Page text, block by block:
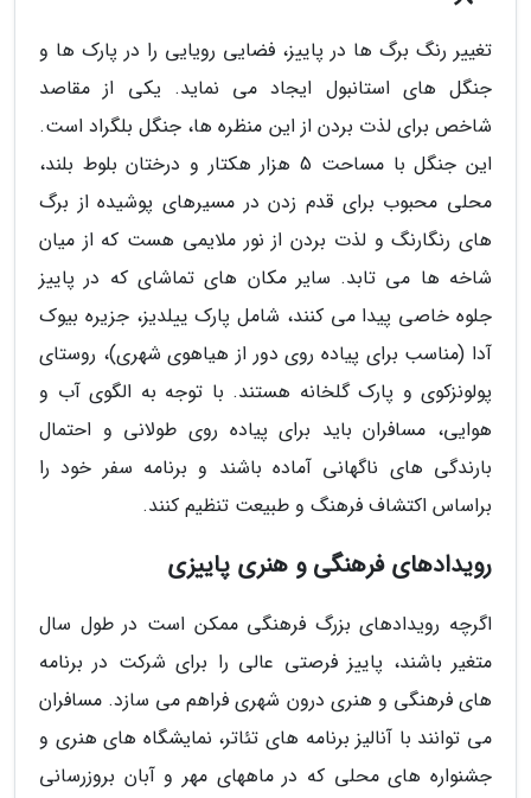
تغییر رنگ برگ ها در پاییز، فضایی رویایی را در پارک ها و
جنگل های استانبول ایجاد می نماید. یکی از مقاصد
شاخص برای لذت بردن از این منظره ها، جنگل بلگراد است.
این جنگل با مساحت 5 هزار هکتار و درختان بلوط بلند،
محلی محبوب برای قدم زدن در مسیرهای پوشیده از برگ
های رنگارنگ و لذت بردن از نور ملایمی هست که از میان
شاخه ها می تابد. سایر مکان های تماشای که در پاییز
جلوه خاصی پیدا می کنند، شامل پارک ییلدیز، جزیره بیوک
آدا (مناسب برای پیاده روی دور از هیاهوی شهری)، روستای
پولونزکوی و پارک گلخانه هستند. با توجه به الگوی آب و
هوایی، مسافران باید برای پیاده روی طولانی و احتمال
بارندگی های ناگهانی آماده باشند و برنامه سفر خود را
براساس اکتشاف فرهنگ و طبیعت تنظیم کنند.
رویدادهای فرهنگی و هنری پاییزی
اگرچه رویدادهای بزرگ فرهنگی ممکن است در طول سال
متغیر باشند، پاییز فرصتی عالی را برای شرکت در برنامه
های فرهنگی و هنری درون شهری فراهم می سازد. مسافران
می توانند با آنالیز برنامه های تئاتر، نمایشگاه های هنری و
جشنواره های محلی که در ماههای مهر و آبان بروزرسانی